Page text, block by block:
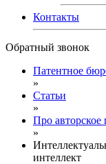
Контакты
Обратный звонок
Патентное
»
Статьи
»
Про авторское
»
интеллект